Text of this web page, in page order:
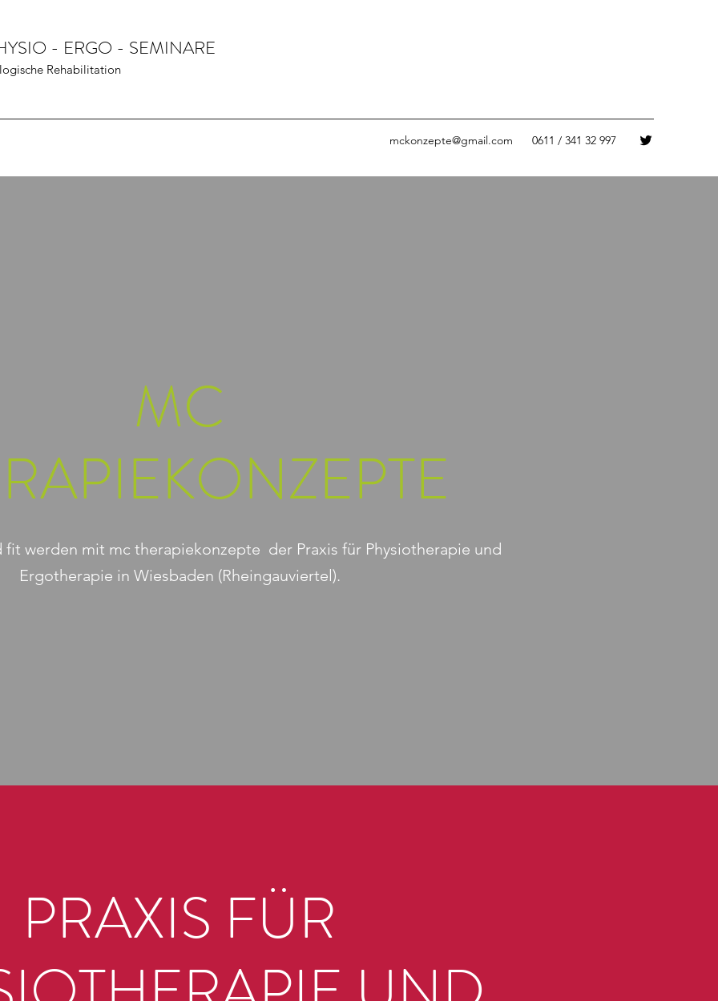
- ERGO - SEMINARE
Rehabilitation
mckonzepte@gmail.com 0611 / 341 32 997
MC
werden mit mc therapiekonzepte der Praxis für Physiotherapie und
Ergotherapie in Wiesbaden (Rheingauviertel).
PRAXIS FÜR